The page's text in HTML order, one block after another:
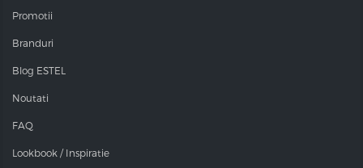
Promotii
Branduri
Blog ESTEL
Noutati
FAQ
Lookbook / Inspiratie